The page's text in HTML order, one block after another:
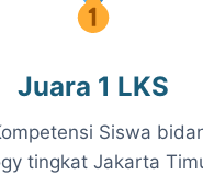
Juara 1 LKS
Siswa
tingkat Jakarta